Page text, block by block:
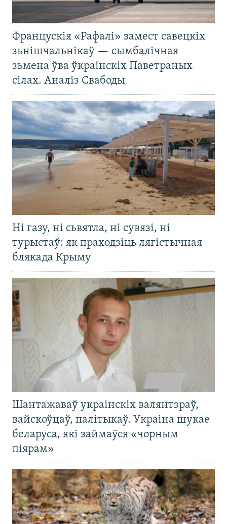
Францускія «Рафалі» замест савецкіх
зьнішчальнікаў — сымбалічная
зьмена ўва ўкраінскіх Паветраных
сілах. Аналіз Свабоды
Ні газу, ні сьвятла, ні сувязі, ні
турыстаў: як праходзіць лягістычная
блякада Крыму
Шантажаваў украінскіх валянтэраў,
вайскоўцаў, палітыкаў. Украіна шукае
беларуса, які займаўся «чорным
піярам»